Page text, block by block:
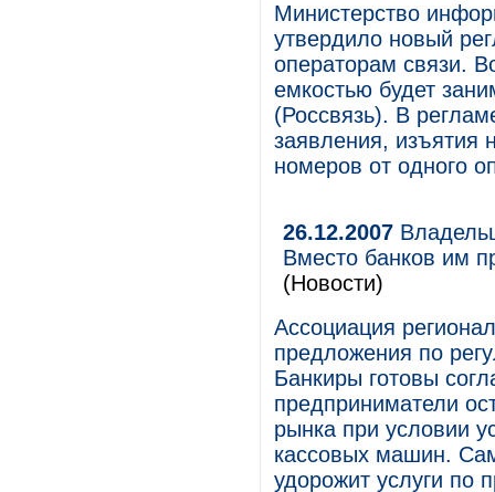
Министерство
утвердило новый
операторам связи.
емкостью будет
(Россвязь). В
заявления, изъятия
номеров от одного
26.12.2007
Вместо банков им
(Новости)
Ассоциация
предложения по
Банкиры готовы
предприниматели
рынка при условии
кассовых машин.
удорожит услуги по